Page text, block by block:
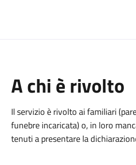
A chi è rivolto
Il servizio è rivolto ai familiari
funebre incaricata) o, in loro
tenuti a presentare la